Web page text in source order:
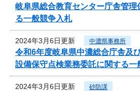
岐阜県総合教育センター庁舎管理
る一般競争入札
2024年3月6日更新 中濃県事務所
令和6年度岐阜県中濃総合庁舎及
設備保守点検業務委託に関する一
2024年3月6日更新 砂防課